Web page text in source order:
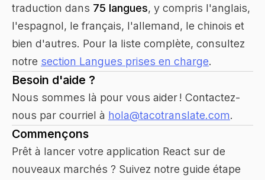
traduction dans 75 langues, y compris l'anglais,
l'espagnol, le français, l'allemand, le chinois et
bien d'autres. Pour la liste complète, consultez
notre section Langues prises en charge.
Besoin d'aide ?
Nous sommes là pour vous aider ! Contactez-
nous par courriel à hola@tacotranslate.com.
Commençons
Prêt à lancer votre application React sur de
nouveaux marchés ? Suivez notre guide étape